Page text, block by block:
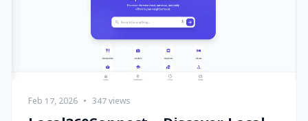
Feb 17, 2026 • 347 views